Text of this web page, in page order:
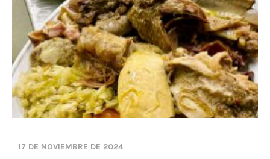
17 DE NOVIEMBRE DE 2024